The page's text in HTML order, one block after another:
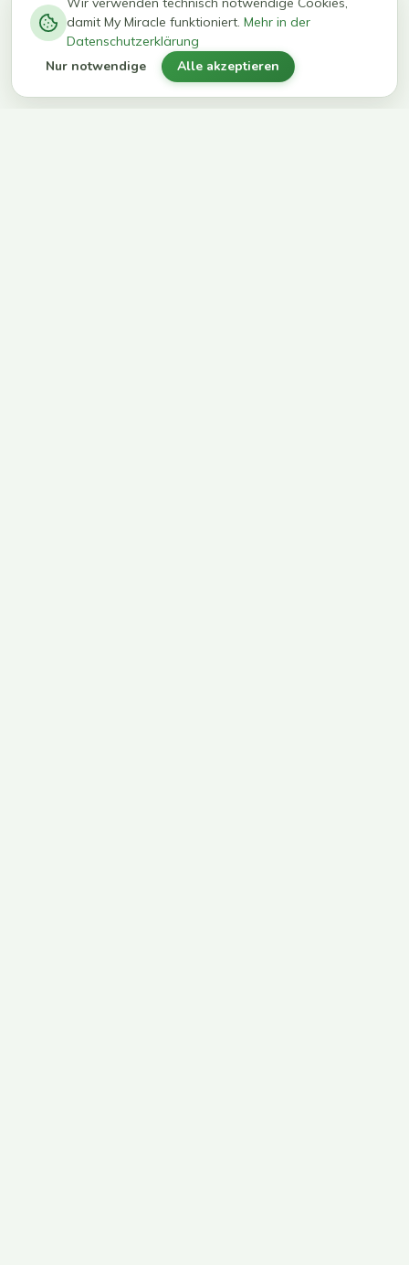
kg in 12
Wochen
erreichen
ihr Ziel
damit My Miracle funktioniert. Mehr in der
Datenschutzerklärung
Nur notwendige Alle akzeptieren